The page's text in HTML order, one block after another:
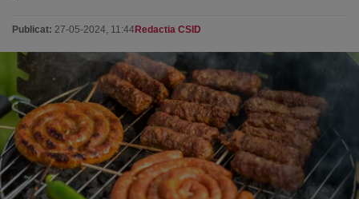
Publicat: 27-05-2024, 11:44 Redactia CSID